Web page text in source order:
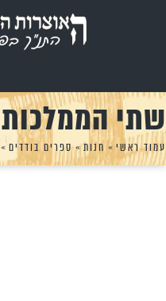
שתי הממלכות
עמוד ראשי » חנות»ספרים בודדים »